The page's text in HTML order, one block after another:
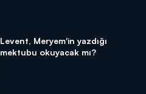
Levent, Meryem'in yazdığı
mektubu okuyacak mı?